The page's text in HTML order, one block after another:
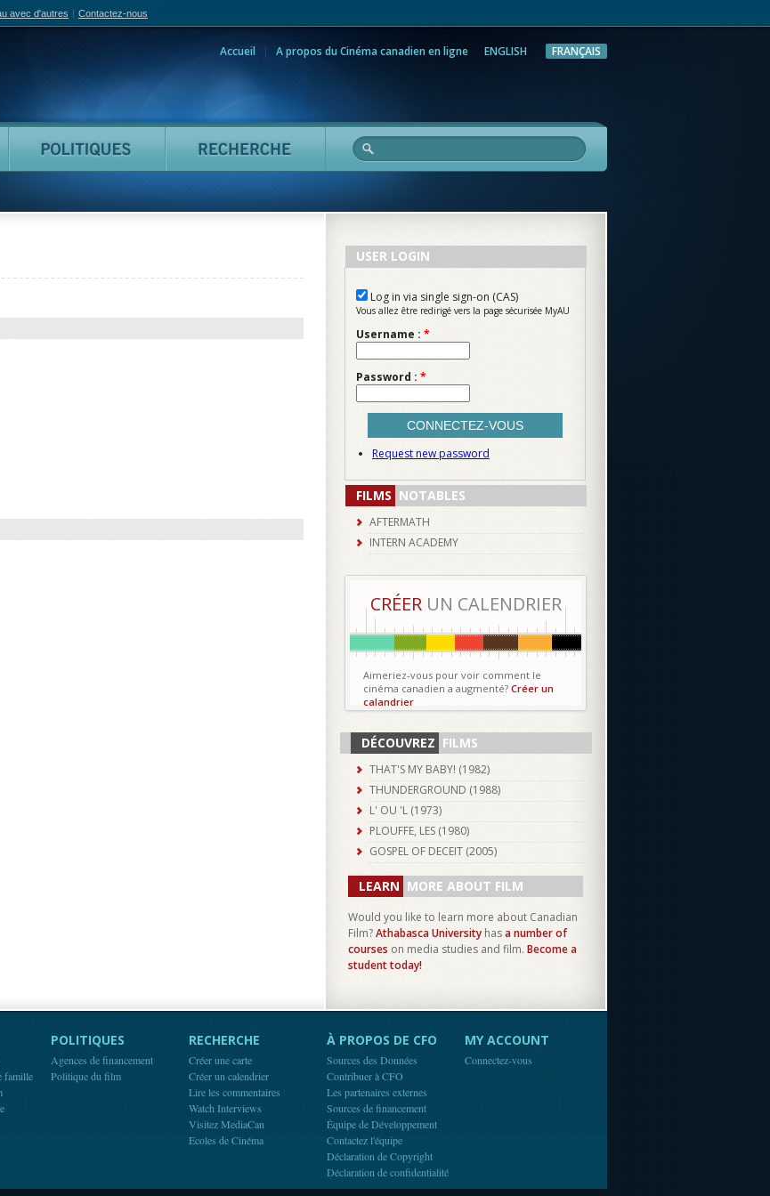
avec d'autres Contactez-nous
Accueil A propos du Cinéma canadien en ligne ENGLISH FRANÇAIS
Personnes Politiques Recherche
USER LOGIN
Log in via single sign-on (CAS)
Vous allez être redirigé vers la page sécurisée MyAU
Username : *
Password : *
Request new password
FILMS NOTABLES
AFTERMATH
INTERN ACADEMY
CRÉERUN CALENDRIER
Aimeriez-vous pour voir comment le
cinéma canadien a augmenté? Créer un
calandrier
DÉCOUVREZ FILMS
THAT'S MY BABY! (1982)
THUNDERGROUND (1988)
L' OU 'L (1973)
PLOUFFE, LES (1980)
GOSPEL OF DECEIT (2005)
LEARN MORE ABOUT FILM
Would you like to learn more about Canadian
Film?Athabasca University hasa number of
courses on media studies and film. Become a
student today!
famille
POLITIQUES
Agences de financement
Politique du film
RECHERCHE
Créer une carte
Créer un calendrier
Lire les commentaires
Watch Interviews
Visitez MediaCan
Ecoles de Cinéma
À PROPOS DE CFO
Sources des Données
Contribuer à CFO
Les partenaires externes
Sources de financement
Équipe de Développement
Contactez l'équipe
Déclaration de Copyright
Déclaration de confidentialité
MY ACCOUNT
Connectez-vous